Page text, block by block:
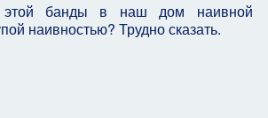
банды в наш дом наивной
наивностью? Трудно сказать.